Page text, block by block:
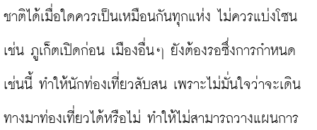
ชาติได้เมื่อใดควรเป็นเหมือนกันทุกแห่ง ไม่ควรแบ่งโซน
เช่น ภูเก็ตเปิดก่อน เมืองอื่นๆ ยังต้องรอซึ่งการกำหนด
เช่นนี้ ทำให้นักท่องเที่ยวสับสน เพราะไม่มั่นใจว่าจะเดิน
ทางมาท่องเที่ยวได้หรือไม่ ทำให้ไม่สามารถวางแผนการ